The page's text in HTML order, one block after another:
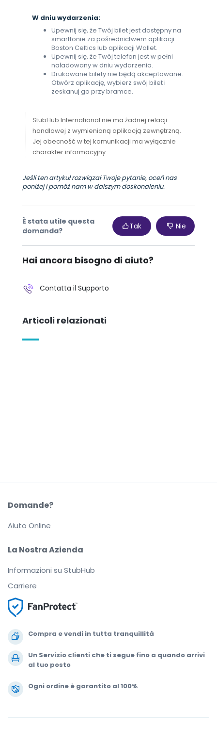
W dniu wydarzenia:
Upewnij się, że Twój bilet jest dostępny na
smartfonie za pośrednictwem aplikacji
Boston Celtics lub aplikacji Wallet.
Upewnij się, że Twój telefon jest w pełni
naładowany w dniu wydarzenia.
Drukowane bilety nie będą akceptowane.
Otwórz aplikację, wybierz swój bilet i
zeskanuj go przy bramce.
StubHub International nie ma żadnej relacji
handlowej z wymienioną aplikacją zewnętrzną.
Jej obecność w tej komunikacji ma wyłącznie
charakter informacyjny.
Jeśli ten artykuł rozwiązał Twoje pytanie, oceń nas
poniżej i pomóż nam w dalszym doskonaleniu.
È stata utile questa
domanda?
Tak Nie
Hai ancora bisogno di aiuto?
Contatta il Supporto
Articoli relazionati
Compra e vendi in tutta tranquillità
Un Servizio clienti che ti segue fino a quando arrivi
al tuo posto
Ogni ordine è garantito al 100%
La Nostra Azienda
Informazioni su StubHub
Carriere
Domande?
Aiuto Online